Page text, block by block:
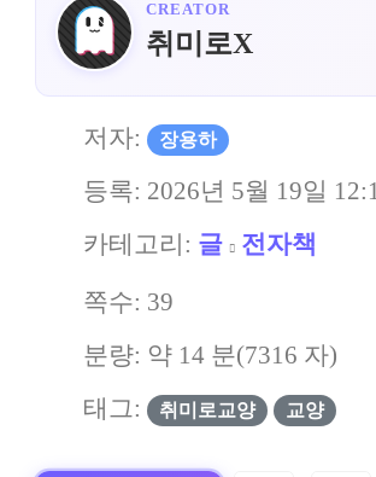
CREATOR
취미로X
저자: 장용하
등록: 2026년 5월 19일
카테고리: 글 전자책
쪽수: 39
분량: 약 14 분(7316 자)
태그:
취미로교양 교양